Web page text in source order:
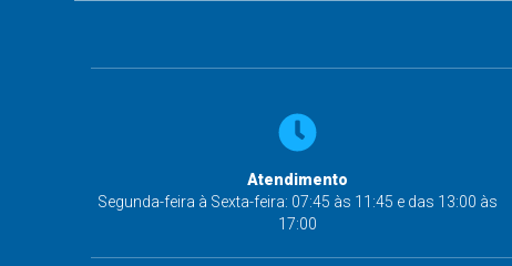
Atendimento
Segunda-feira à Sexta-feira: 07:45 às 11:45 e das 13:00 às
17:00